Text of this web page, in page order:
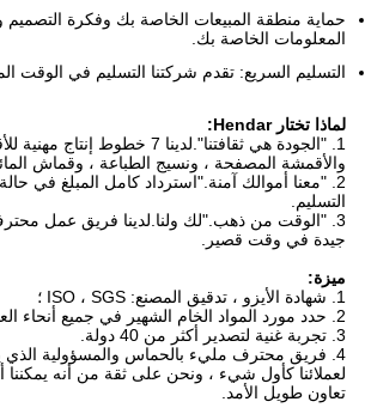
حماية منطقة المبيعات الخاصة بك وفكرة التصميم
المعلومات الخاصة بك.
التسليم السريع: تقدم شركتنا التسليم في الوقت
لماذا تختار Hendar:
1. "الجودة هي ثقافتنا".لدينا 7
والأقمشة المصفحة ، ونسيج الطباعة ، وقماش
2. "معنا أموالك آمنة."استرداد كامل المبلغ في
التسليم.
3. "الوقت من ذهب."لك ولنا.لدينا فريق عمل
جيدة في وقت قصير.
ميزة:
1. شهادة الأيزو ، تدقيق المصنع: ISO ، SGS ؛
2. حدد مورد المواد الخام الشهير في جميع أنحاء العالم.
3. تجربة غنية لتصدير أكثر من 40 دولة.
4. فريق محترف مليء بالحماس والمسؤولية الذي
لعملائنا كأول شيء ، ونحن على ثقة من أنه
تعاون طويل الأمد.